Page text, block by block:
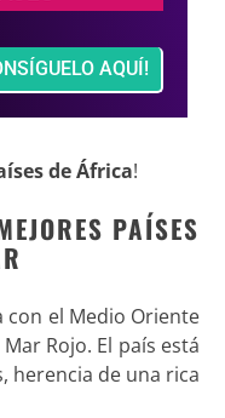
AQUÍ!
de África!
PAÍSES
con el Medio Oriente
Rojo. El país está
herencia de una rica